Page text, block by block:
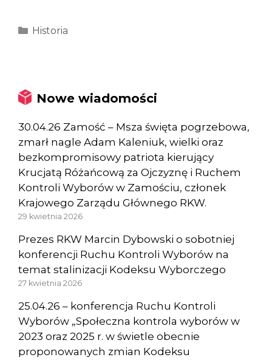
Kategorie
Historia
Nowe wiadomości
30.04.26 Zamość – Msza święta pogrzebowa,
zmarł nagle Adam Kaleniuk, wielki oraz
bezkompromisowy patriota kierujący
Krucjatą Różańcową za Ojczyznę i Ruchem
Kontroli Wyborów w Zamościu, członek
Krajowego Zarządu Głównego RKW.
29 kwietnia 2026
Prezes RKW Marcin Dybowski o sobotniej
konferencji Ruchu Kontroli Wyborów na
temat stalinizacji Kodeksu Wyborczego
27 kwietnia 2026
25.04.26 – konferencja Ruchu Kontroli
Wyborów „Społeczna kontrola wyborów w
2023 oraz 2025 r. w świetle obecnie
proponowanych zmian Kodeksu